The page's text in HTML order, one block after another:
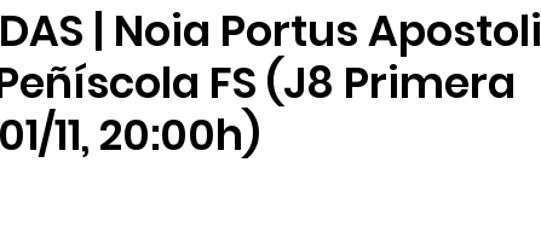
| Noia Portus Apostoli
FS (J8 Primera
11, 20:00h)